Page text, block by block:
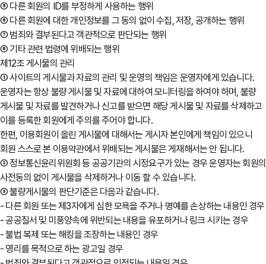
⑤ 다른 회원의 ID를 부정하게 사용하는 행위
⑥ 다른 회원에 대한 개인정보를 그 동의 없이 수집, 저장, 공개하는 행위
⑦ 범죄와 결부된다고 객관적으로 판단되는 행위
⑧ 기타 관련 법령에 위배되는 행위
제12조 게시물의 관리
① 사이트의 게시물과 자료의 관리 및 운영의 책임은 운영자에게 있습니다.
운영자는 항상 불량 게시물 및 자료에 대하여 모니터링을 하여야 하며, 불량
게시물 및 자료를 발견하거나 신고를 받으면 해당 게시물 및 자료를 삭제하고
이를 등록한 회원에게 주의를 주어야 합니다.
한편, 이용회원이 올린 게시물에 대해서는 게시자 본인에게 책임이 있으니
회원 스스로 본 이용약관에서 위배되는 게시물은 게재해서는 안 됩니다.
② 정보통신윤리위원회 등 공공기관의 시정요구가 있는 경우 운영자는 회원의
사전동의 없이 게시물을 삭제하거나 이동 할 수 있습니다.
③ 불량게시물의 판단기준은 다음과 같습니다.
- 다른 회원 또는 제3자에게 심한 모욕을 주거나 명예를 손상하는 내용인 경우
- 공공질서 및 미풍양속에 위반되는 내용을 유포하거나 링크 시키는 경우
- 불법 복제 또는 해킹을 조장하는 내용인 경우
- 영리를 목적으로 하는 광고일 경우